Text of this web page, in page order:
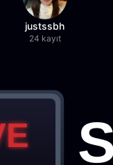
justssbh
24 kayıt